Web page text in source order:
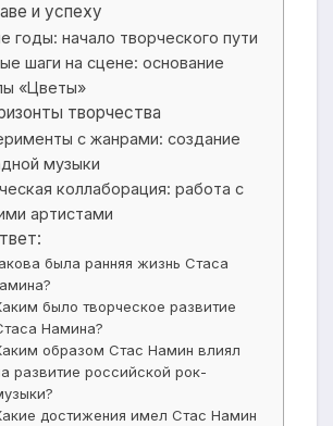
и успеху
годы: начало творческого пути
шаги на сцене: основание
«Цветы»
творчества
с жанрами: создание
музыки
коллаборация: работа с
артистами
была ранняя жизнь Стаса
было творческое развитие
Намина?
образом Стас Намин влиял
развитие российской рок-
достижения имел Стас Намин